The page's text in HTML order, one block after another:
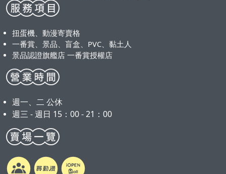
扭蛋機、動漫寄賣格
一番賞、景品、盲盒、PVC、黏土人
景品認證旗艦店 一番賞授權店
週一、二 公休
週三 - 週日 15：00 - 21：00